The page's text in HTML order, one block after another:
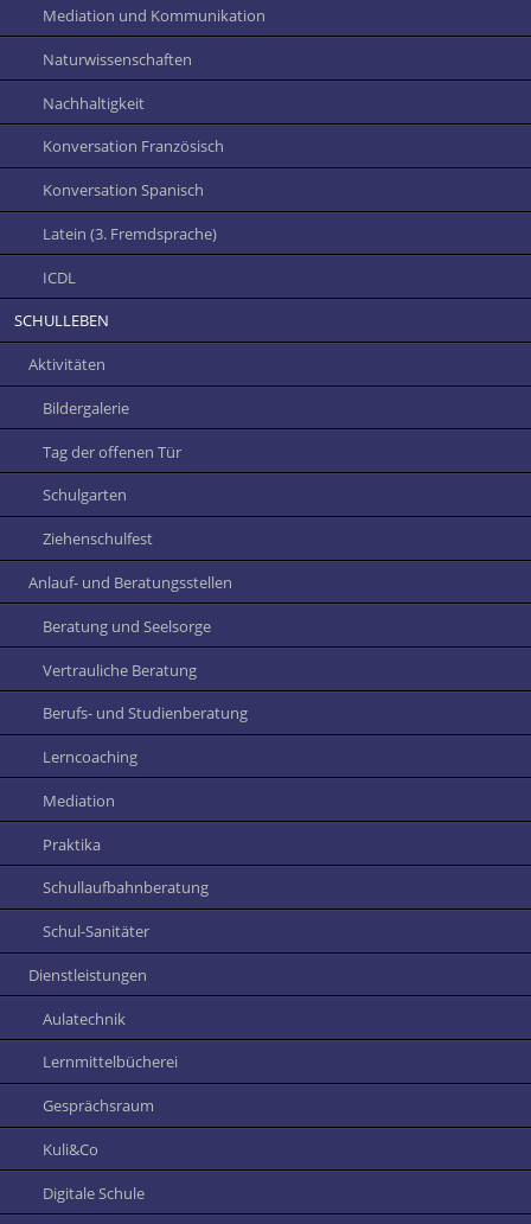
Mediation und Kommunikation
Naturwissenschaften
Nachhaltigkeit
Konversation Französisch
Konversation Spanisch
Latein (3. Fremdsprache)
ICDL
SCHULLEBEN
Aktivitäten
Bildergalerie
Tag der offenen Tür
Schulgarten
Ziehenschulfest
Anlauf- und Beratungsstellen
Beratung und Seelsorge
Vertrauliche Beratung
Berufs- und Studienberatung
Lerncoaching
Mediation
Praktika
Schullaufbahnberatung
Schul-Sanitäter
Dienstleistungen
Aulatechnik
Lernmittelbücherei
Gesprächsraum
Kuli&Co
Digitale Schule